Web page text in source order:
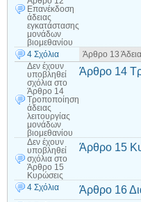
Επανέκδοση
άδειας
εγκατάστασης
μονάδων
βιομεθανίου
4 Σχόλια
Άρθρο 13
Δεν έχουν
υποβληθεί
σχόλια στο
Άρθρο 14
Τροποποίηση
άδειας
λειτουργίας
μονάδων
βιομεθανίου
Άρθρο 14
Δεν έχουν
υποβληθεί
σχόλια στο
Άρθρο 15
Κυρώσεις
Άρθρο 15
4 Σχόλια Άρθρο 16